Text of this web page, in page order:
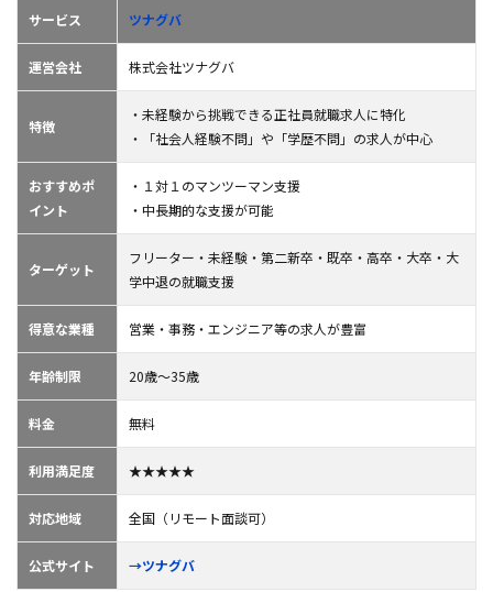
サービス ツナグバ
運営会社 株式会社ツナグバ
特徴
・未経験から挑戦できる正社員就職求人に特化
・「社会人経験不問」や「学歴不問」の求人が中心
おすすめポ
イント
・１対１のマンツーマン支援
・中長期的な支援が可能
ターゲット
フリーター・未経験・第二新卒・既卒・高卒・大卒・大
学中退の就職支援
得意な業種 営業・事務・エンジニア等の求人が豊富
年齢制限 20歳〜35歳
料金 無料
利用満足度 ★★★★★
対応地域 全国（リモート面談可）
公式サイト →ツナグバ